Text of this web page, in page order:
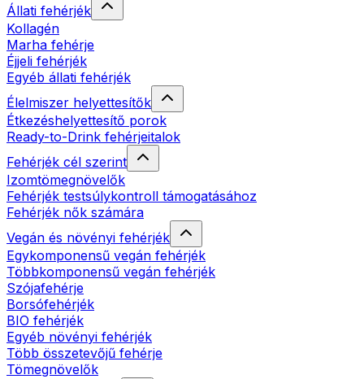
Állati fehérjék
Kollagén
Marha fehérje
Éjjeli fehérjék
Egyéb állati fehérjék
Élelmiszer helyettesítők
Étkezéshelyettesítő porok
Ready-to-Drink fehérjeitalok
Fehérjék cél szerint
Izomtömegnövelők
Fehérjék testsúlykontroll támogatásához
Fehérjék nők számára
Vegán és növényi fehérjék
Egykomponensű vegán fehérjék
Többkomponensű vegán fehérjék
Szójafehérje
Borsófehérjék
BIO fehérjék
Egyéb növényi fehérjék
Több összetevőjű fehérje
Tömegnövelők